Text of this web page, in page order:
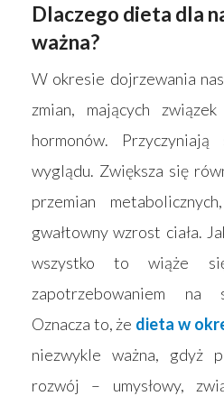
Dlaczego dieta dla
ważna?
W okresie dojrzewania
zmian, mających
hormonów.
wyglądu. Zwiększa się
przemian
gwałtowny wzrost ciała.
wszystko to wiąże
zapotrzebowaniem na
Oznacza to, że dieta w
niezwykle ważna, gdyż
rozwój – umysłowy,